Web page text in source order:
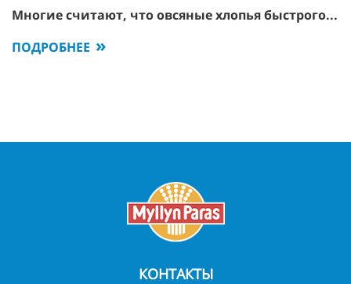
Многие считают, что овсяные хлопья быстрого...
ПОДРОБНЕЕ
КОНТАКТЫ